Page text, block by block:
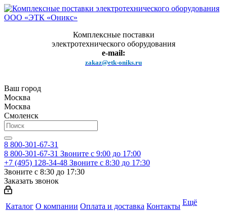
Комплексные поставки
электротехнического оборудования
e-mail:
zakaz@etk-oniks.ru
Ваш город
Москва
Москва
Смоленск
8 800-301-67-31
8 800-301-67-31 Звоните с 9:00 до 17:00
+7 (495) 128-34-48 Звоните с 8:30 до 17:30
Звоните с 8:30 до 17:30
Заказать звонок
Каталог О компании Оплата и доставка Контакты Ещё